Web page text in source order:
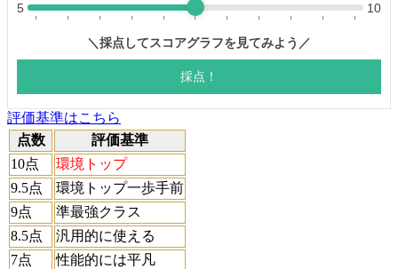
評価基準はこちら
点数
評価基準
10点
環境トップ
9.5点
環境トップ一歩手前
9点
準最強クラス
8.5点
汎用的に使える
7点
性能的には平凡